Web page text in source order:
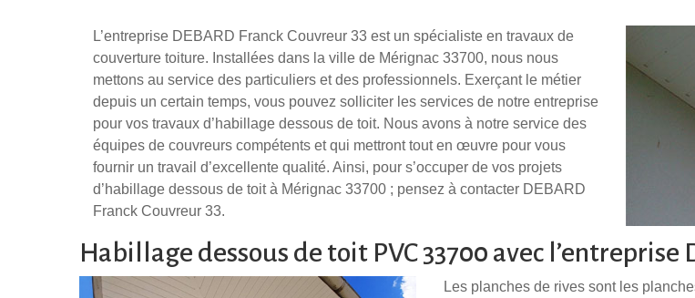
L’entreprise DEBARD Franck Couvreur 33 est un spécialiste en travaux de
couverture toiture. Installées dans la ville de Mérignac 33700, nous nous
mettons au service des particuliers et des professionnels. Exerçant le métier
depuis un certain temps, vous pouvez solliciter les services de notre entreprise
pour vos travaux d’habillage dessous de toit. Nous avons à notre service des
équipes de couvreurs compétents et qui mettront tout en œuvre pour vous
fournir un travail d’excellente qualité. Ainsi, pour s’occuper de vos projets
d’habillage dessous de toit à Mérignac 33700 ; pensez à contacter DEBARD
Franck Couvreur 33.
Habillage dessous de toit PVC 33700 avec l’entreprise
Les planches de rives sont les